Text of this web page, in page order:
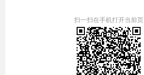
扫一扫在手机打开当前页